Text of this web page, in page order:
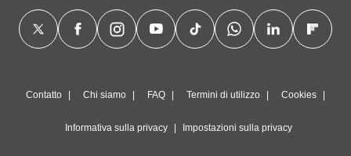
Contatto Chi siamo FAQ Termini di utilizzo Cookies
Informativa sulla privacy Impostazioni sulla privacy